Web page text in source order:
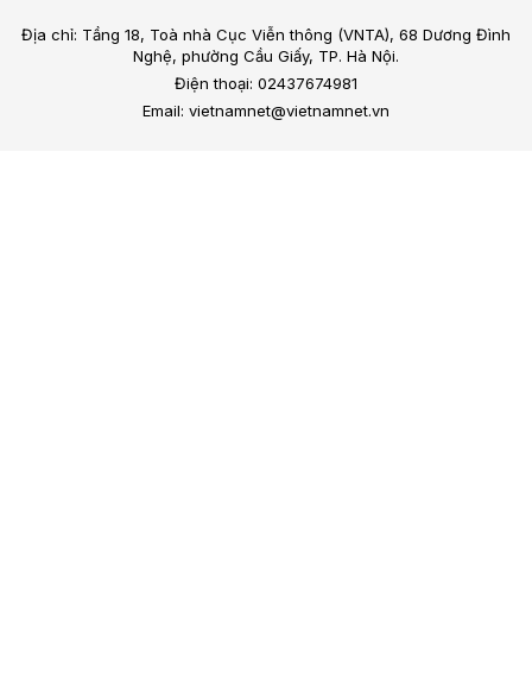
Địa chỉ: Tầng 18, Toà nhà Cục Viễn thông (VNTA), 68 Dương Đình
Nghệ, phường Cầu Giấy, TP. Hà Nội.
Điện thoại: 02437674981
Email: vietnamnet@vietnamnet.vn